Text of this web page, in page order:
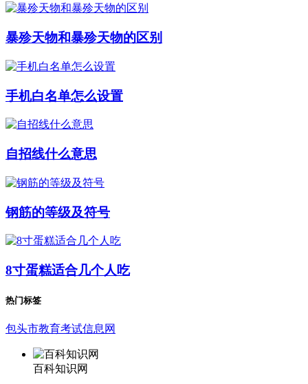
暴殄天物和暴殄天物的区别
手机白名单怎么设置
自招线什么意思
钢筋的等级及符号
8寸蛋糕适合几个人吃
热门标签
包头市教育考试信息网
百科知识网